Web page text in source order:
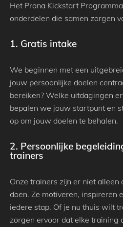
Het Prana Kickstart
onderdelen die samen zorgen
1. Gratis intake
We beginnen met een
jouw persoonlijke doelen
bereiken? Welke uitdagingen
bepalen we jouw startpunt en
op om jouw doelen te behalen.
2. Persoonlijke
trainers
Onze trainers zijn er niet alleen
doen. Ze motiveren, inspireren
iedere stap. Of je nu thuis wilt
zorgen ervoor dat elke training